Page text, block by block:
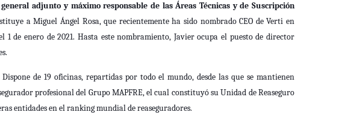
adjunto y máximo responsable de las Áreas Técnicas y de Suscripción
a Miguel Ángel Rosa, que recientemente ha sido nombrado CEO de Verti en
1 de enero de 2021. Hasta este nombramiento, Javier ocupa el puesto de director
Dispone de 19 oficinas, repartidas por todo el mundo, desde las que se mantienen
profesional del Grupo MAPFRE, el cual constituyó su Unidad de Reaseguro
entidades en el ranking mundial de reaseguradores.